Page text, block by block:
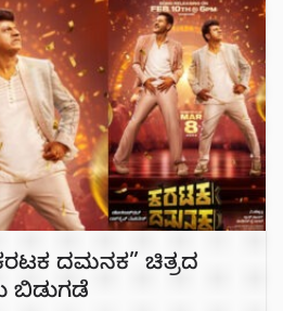
ದಮನಕ” ಚಿತ್ರದ
ಬಿಡುಗಡೆ